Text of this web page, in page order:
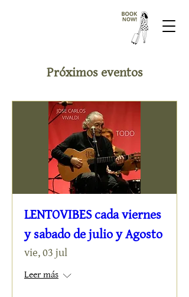
Próximos eventos
LENTOVIBES cada viernes
y sabado de julio y Agosto
vie, 03 jul
Leer más